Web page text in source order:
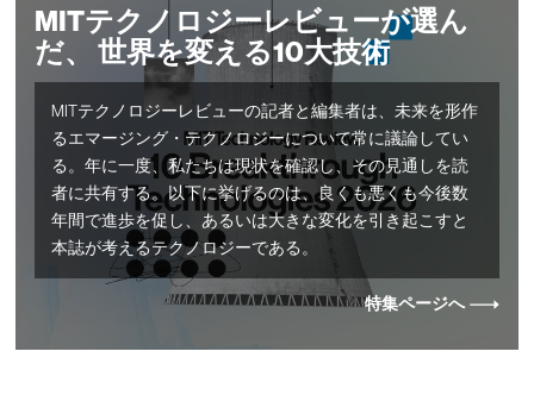
MITテクノロジーレビューが選ん
だ、 世界を変える10大技術
MITテクノロジーレビューの記者と編集者は、未来を形作
るエマージング・テクノロジーについて常に議論してい
る。年に一度、私たちは現状を確認し、その見通しを読
者に共有する。以下に挙げるのは、良くも悪くも今後数
年間で進歩を促し、あるいは大きな変化を引き起こすと
本誌が考えるテクノロジーである。
特集ページへ